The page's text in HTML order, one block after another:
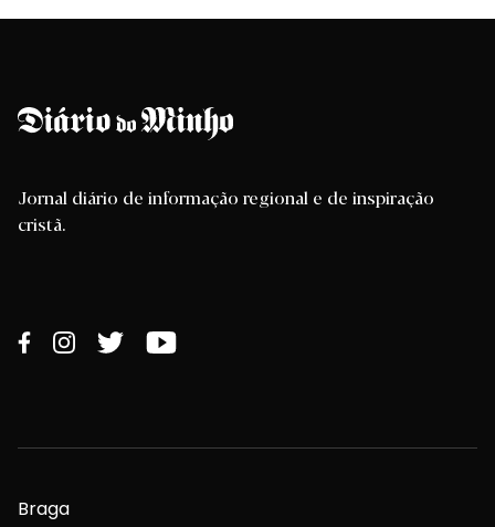
Jornal diário de informação regional e de inspiração
cristã.
Braga